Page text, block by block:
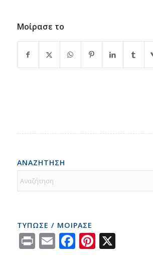
Μοίρασε το
ΑΝΑΖΗΤΗΣΗ
ΤΥΠΩΣΕ / ΜΟΙΡΑΣΕ
PrintEmailFacebook
Pinterest
X